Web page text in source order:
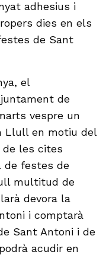
adhesius i
dies en els
de Sant
el
de
vespre un
Llull en motiu del
les cites
de festes de
multitud de
devora la
i comptarà
Sant Antoni i de
acudir en